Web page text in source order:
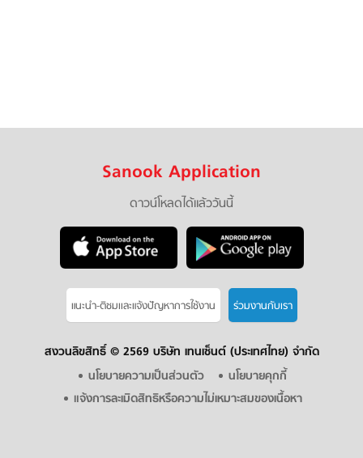
Sanook Application
ดาวน์โหลดได้แล้ววันนี้
แนะนำ-ติชมเเละแจ้งปัญหาการใช้งาน ร่วมงานกับเรา
สงวนลิขสิทธิ์ © 2569 บริษัท เทนเซ็นต์ (ประเทศไทย) จำกัด
นโยบายความเป็นส่วนตัว
นโยบายคุกกี้
แจ้งการละเมิดสิทธิหรือความไม่เหมาะสมของเนื้อหา